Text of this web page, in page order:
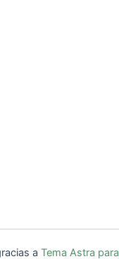
a Tema Astra para